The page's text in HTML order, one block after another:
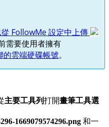
FollowMe 設定中上傳
需要使用者擁有
的雲端硬碟帳號。
主要工具列打開畫筆工具選
和一